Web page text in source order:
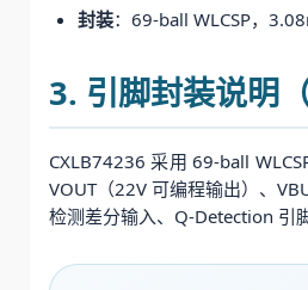
封装：69-ball WLCSP，
3. 引脚封装说明
CXLB74236 采用 69-ball
VOUT（22V 可编程输出）、
检测差分输入、Q-Detection 引